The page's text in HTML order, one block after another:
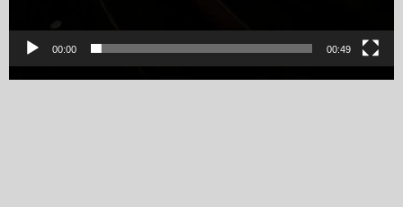
00:00 00:49